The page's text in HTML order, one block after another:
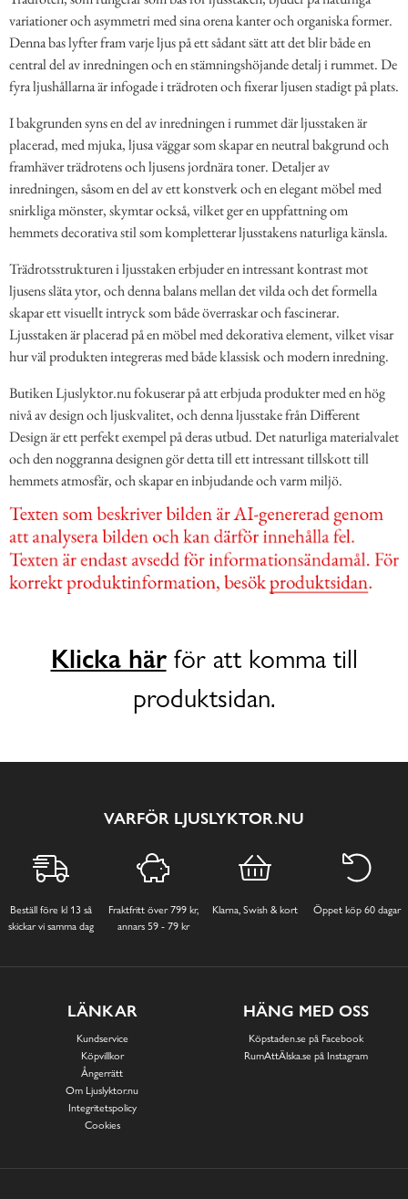
variationer och asymmetri med sina orena kanter och organiska former.
Denna bas lyfter fram varje ljus på ett sådant sätt att det blir både en
central del av inredningen och en stämningshöjande detalj i rummet. De
fyra ljushållarna är infogade i trädroten och fixerar ljusen stadigt på plats.
I bakgrunden syns en del av inredningen i rummet där ljusstaken är
placerad, med mjuka, ljusa väggar som skapar en neutral bakgrund och
framhäver trädrotens och ljusens jordnära toner. Detaljer av
inredningen, såsom en del av ett konstverk och en elegant möbel med
snirkliga mönster, skymtar också, vilket ger en uppfattning om
hemmets decorativa stil som kompletterar ljusstakens naturliga känsla.
Trädrotsstrukturen i ljusstaken erbjuder en intressant kontrast mot
ljusens släta ytor, och denna balans mellan det vilda och det formella
skapar ett visuellt intryck som både överraskar och fascinerar.
Ljusstaken är placerad på en möbel med dekorativa element, vilket visar
hur väl produkten integreras med både klassisk och modern inredning.
Butiken Ljuslyktor.nu fokuserar på att erbjuda produkter med en hög
nivå av design och ljuskvalitet, och denna ljusstake från Different
Design är ett perfekt exempel på deras utbud. Det naturliga materialvalet
och den noggranna designen gör detta till ett intressant tillskott till
hemmets atmosfär, och skapar en inbjudande och varm miljö.
Klicka härför att komma till
produktsidan.
VARFÖR LJUSLYKTOR.NU
Beställ före kl 13 så
skickar vi samma dag
Fraktfritt över 799 kr,
annars 59 - 79 kr
Klarna, Swish & kort Öppet köp 60 dagar
LÄNKAR
Kundservice
Köpvillkor
Ångerrätt
Om Ljuslyktor.nu
Integritetspolicy
Cookies
HÄNG MED OSS
Köpstaden.se på Facebook
RumAttÄlska.se på Instagram